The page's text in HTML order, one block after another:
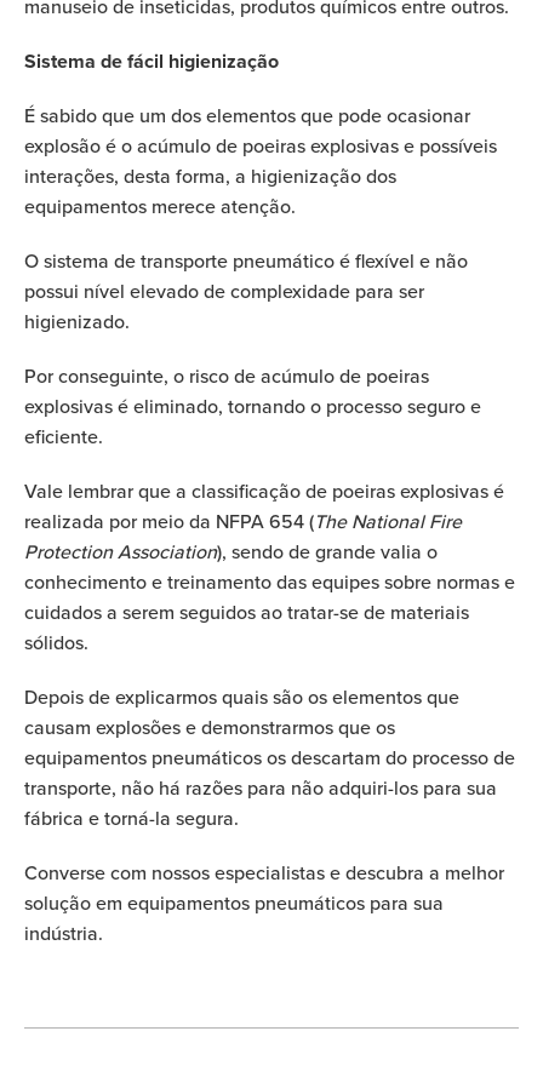
manuseio de inseticidas, produtos químicos entre outros.
Sistema de fácil higienização
É sabido que um dos elementos que pode ocasionar
explosão é o acúmulo de poeiras explosivas e possíveis
interações, desta forma, a higienização dos
equipamentos merece atenção.
O sistema de transporte pneumático é flexível e não
possui nível elevado de complexidade para ser
higienizado.
Por conseguinte, o risco de acúmulo de poeiras
explosivas é eliminado, tornando o processo seguro e
eficiente.
Vale lembrar que a classificação de poeiras explosivas é
realizada por meio da NFPA 654 (The National Fire
Protection Association), sendo de grande valia o
conhecimento e treinamento das equipes sobre normas e
cuidados a serem seguidos ao tratar-se de materiais
sólidos.
Depois de explicarmos quais são os elementos que
causam explosões e demonstrarmos que os
equipamentos pneumáticos os descartam do processo de
transporte, não há razões para não adquiri-los para sua
fábrica e torná-la segura.
Converse com nossos especialistas e descubra a melhor
solução em equipamentos pneumáticos para sua
indústria.